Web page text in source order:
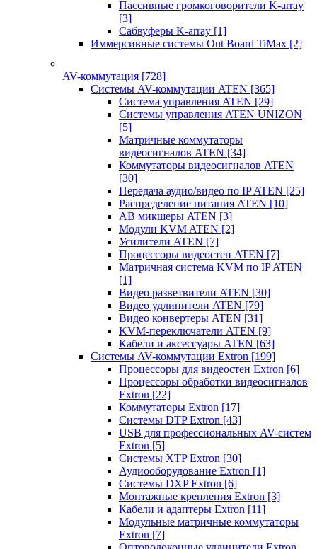
Пассивные громкоговорители K-array
[3]
Сабвуферы K-array [1]
Иммерсивные системы Out Board TiMax [2]
AV-коммутация [728]
Системы AV-коммутации ATEN [365]
Система управления ATEN [29]
Системы управления ATEN UNIZON
[5]
Матричные коммутаторы
видеосигналов ATEN [34]
Коммутаторы видеосигналов ATEN
[30]
Передача аудио/видео по IP ATEN [25]
Распределение питания ATEN [10]
АВ микшеры ATEN [3]
Модули KVM ATEN [2]
Усилители ATEN [7]
Процессоры видеостен ATEN [7]
Матричная система KVM по IP ATEN
[1]
Видео разветвители ATEN [30]
Видео удлинители ATEN [79]
Видео конвертеры ATEN [31]
KVM-переключатели ATEN [9]
Кабели и аксессуары ATEN [63]
Системы AV-коммутации Extron [199]
Процессоры для видеостен Extron [6]
Процессоры обработки видеосигналов
Extron [22]
Коммутаторы Extron [17]
Системы DTP Extron [43]
USB для профессиональных AV-систем
Extron [5]
Системы XTP Extron [30]
Аудиооборудование Extron [1]
Системы DXP Extron [6]
Монтажные крепления Extron [3]
Кабели и адаптеры Extron [11]
Модульные матричные коммутаторы
Extron [7]